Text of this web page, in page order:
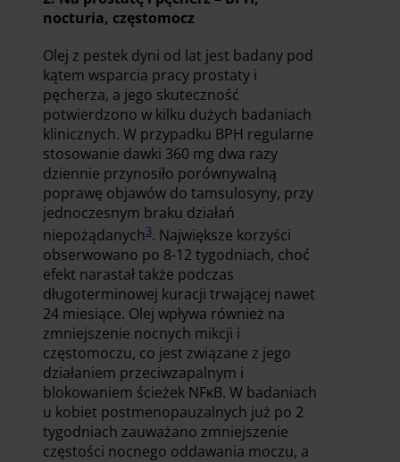
nocturia, częstomocz
Olej z pestek dyni od lat jest badany pod
kątem wsparcia pracy prostaty i
pęcherza, a jego skuteczność
potwierdzono w kilku dużych badaniach
klinicznych. W przypadku BPH regularne
stosowanie dawki 360 mg dwa razy
dziennie przynosiło porównywalną
poprawę objawów do tamsulosyny, przy
jednoczesnym braku działań
niepożądanych3. Największe korzyści
obserwowano po 8-12 tygodniach, choć
efekt narastał także podczas
długoterminowej kuracji trwającej nawet
24 miesiące. Olej wpływa również na
zmniejszenie nocnych mikcji i
częstomoczu, co jest związane z jego
działaniem przeciwzapalnym i
blokowaniem ścieżek NFκB. W badaniach
u kobiet postmenopauzalnych już po 2
tygodniach zauważano zmniejszenie
częstości nocnego oddawania moczu, a